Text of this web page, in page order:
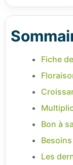
Fiche
Bon à
Besoins
Les